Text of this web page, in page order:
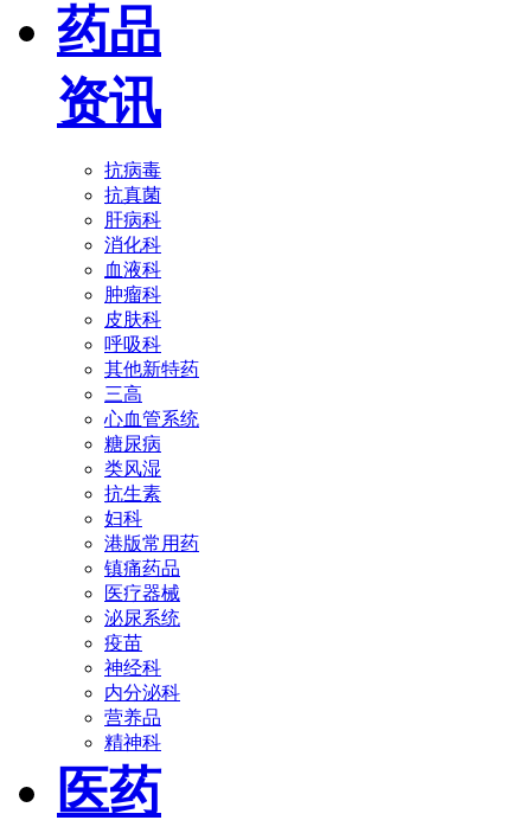
药品
资讯
抗病毒
抗真菌
肝病科
消化科
血液科
肿瘤科
皮肤科
呼吸科
其他新特药
三高
心血管系统
糖尿病
类风湿
抗生素
妇科
港版常用药
镇痛药品
医疗器械
泌尿系统
疫苗
神经科
内分泌科
营养品
精神科
医药